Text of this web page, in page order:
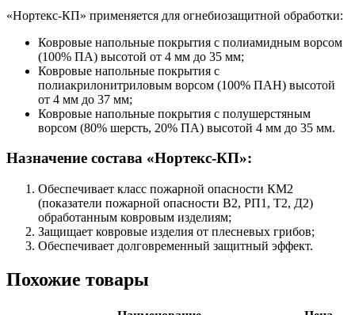
«Нортекс-КП» применяется для огнебиозащитной обработки:
Ковровые напольные покрытия с полиамидным ворсом
(100% ПА) высотой от 4 мм до 35 мм;
Ковровые напольные покрытия с
полиакрилонитриловым ворсом (100% ПАН) высотой
от 4 мм до 37 мм;
Ковровые напольные покрытия с полушерстяным
ворсом (80% шерсть, 20% ПА) высотой 4 мм до 35 мм.
Назначение состава «Нортекс-КП»:
Обеспечивает класс пожарной опасности КМ2
(показатели пожарной опасности В2, РП1, Т2, Д2)
обработанным ковровым изделиям;
Защищает ковровые изделия от плесневых грибов;
Обеспечивает долговременный защитный эффект.
Похожие товары